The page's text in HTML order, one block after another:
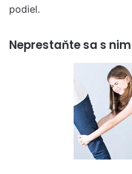
podiel.
Neprestaňte sa s